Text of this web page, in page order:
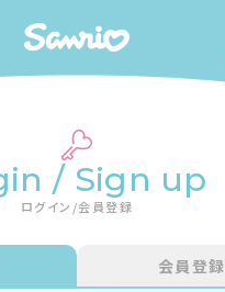
/ Sign up
ログイン/会員登録
会員登録